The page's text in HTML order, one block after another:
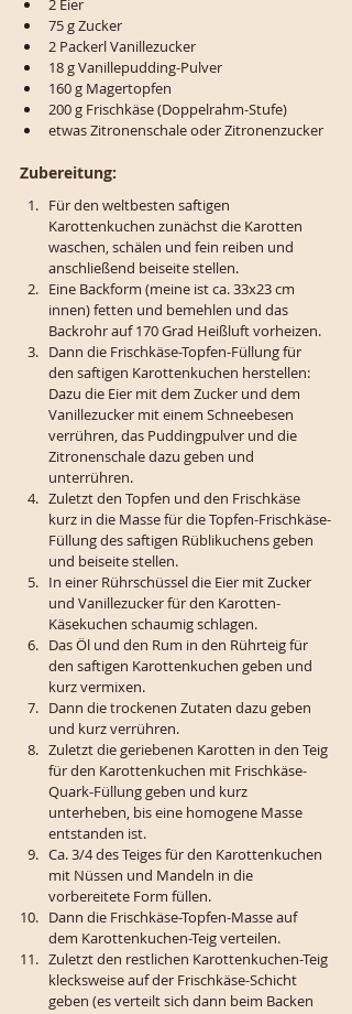
2 Eier
75 g Zucker
2 Packerl Vanillezucker
18 g Vanillepudding-Pulver
160 g Magertopfen
200 g Frischkäse (Doppelrahm-Stufe)
etwas Zitronenschale oder Zitronenzucker
Zubereitung:
Für den weltbesten saftigen
Karottenkuchen zunächst die Karotten
waschen, schälen und fein reiben und
anschließend beiseite stellen.
Eine Backform (meine ist ca. 33x23 cm
innen) fetten und bemehlen und das
Backrohr auf 170 Grad Heißluft vorheizen.
Dann die Frischkäse-Topfen-Füllung für
den saftigen Karottenkuchen herstellen:
Dazu die Eier mit dem Zucker und dem
Vanillezucker mit einem Schneebesen
verrühren, das Puddingpulver und die
Zitronenschale dazu geben und
unterrühren.
Zuletzt den Topfen und den Frischkäse
kurz in die Masse für die Topfen-Frischkäse-
Füllung des saftigen Rüblikuchens geben
und beiseite stellen.
In einer Rührschüssel die Eier mit Zucker
und Vanillezucker für den Karotten-
Käsekuchen schaumig schlagen.
Das Öl und den Rum in den Rührteig für
den saftigen Karottenkuchen geben und
kurz vermixen.
Dann die trockenen Zutaten dazu geben
und kurz verrühren.
Zuletzt die geriebenen Karotten in den Teig
für den Karottenkuchen mit Frischkäse-
Quark-Füllung geben und kurz
unterheben, bis eine homogene Masse
entstanden ist.
Ca. 3/4 des Teiges für den Karottenkuchen
mit Nüssen und Mandeln in die
vorbereitete Form füllen.
Dann die Frischkäse-Topfen-Masse auf
dem Karottenkuchen-Teig verteilen.
Zuletzt den restlichen Karottenkuchen-Teig
klecksweise auf der Frischkäse-Schicht
geben (es verteilt sich dann beim Backen